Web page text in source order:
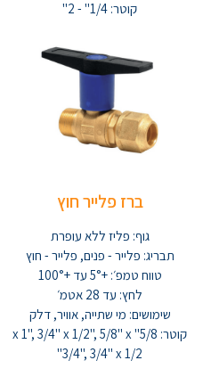
קוטר: 1/4" - 2"
ברז פלייר חוץ
גוף: פליז ללא עופרת
תבריג: פלייר - פנים, פלייר - חוץ
טווח טמפ׳: +5° עד +100°
לחץ: עד 28 אטמ׳
שימושים: מי שתייה, אוויר, דלק
קוטר: 5/8" x 1", 3/4" x 1/2", 5/8" x
3/4", 3/4" x 1/2"